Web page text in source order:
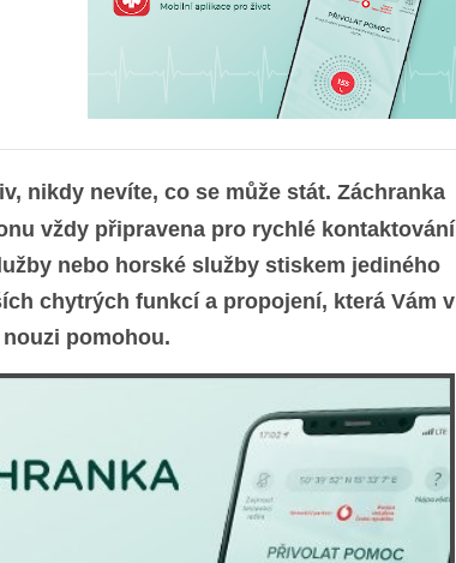
nikdy nevíte, co se může stát. Záchranka
vždy připravena pro rychlé kontaktování
nebo horské služby stiskem jediného
chytrých funkcí a propojení, která Vám v
nouzi pomohou.